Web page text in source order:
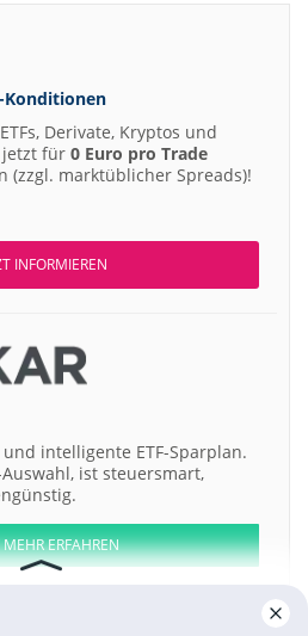
Konditionen
Derivate, Kryptos und
jetzt für 0 Euro pro Trade
(zzgl. marktüblicher Spreads)!
INFORMIEREN
intelligente ETF-Sparplan.
ist steuersmart,
MEHR ERFAHREN